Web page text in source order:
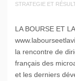
STRATEGIE ET
LA BOURSE ET
la rencontre de
français des
et les derniers